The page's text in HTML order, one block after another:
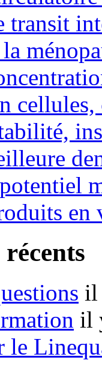
transit
en
il
il
le